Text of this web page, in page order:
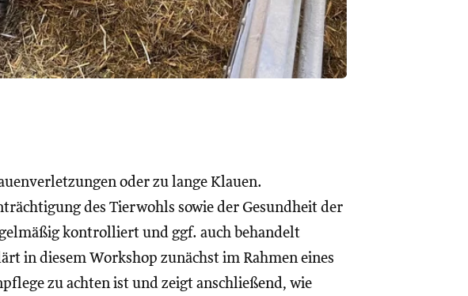
oder zu lange Klauen.
des Tierwohls sowie der Gesundheit der
kontrolliert und ggf. auch behandelt
in diesem Workshop zunächst im Rahmen eines
zu achten ist und zeigt anschließend, wie